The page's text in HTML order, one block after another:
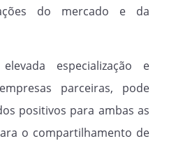
do mercado e da
especialização e
parceiras, pode
positivos para ambas as
o compartilhamento de